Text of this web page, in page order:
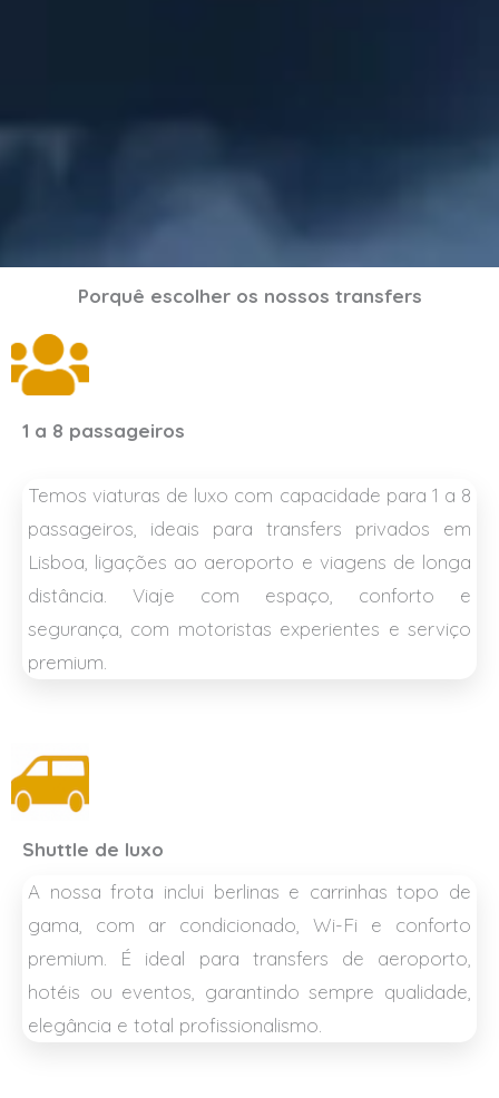
Porquê escolher os nossos transfers
1 a 8 passageiros
Temos viaturas de luxo com capacidade para 1 a 8
passageiros, ideais para transfers privados em
Lisboa, ligações ao aeroporto e viagens de longa
distância. Viaje com espaço, conforto e
segurança, com motoristas experientes e serviço
premium.
Shuttle de luxo
A nossa frota inclui berlinas e carrinhas topo de
gama, com ar condicionado, Wi-Fi e conforto
premium. É ideal para transfers de aeroporto,
hotéis ou eventos, garantindo sempre qualidade,
elegância e total profissionalismo.